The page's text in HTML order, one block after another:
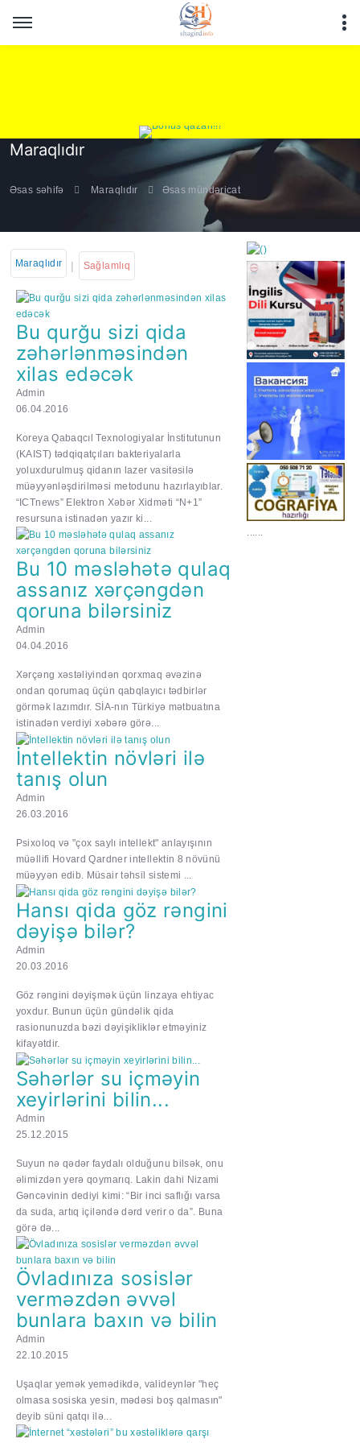
Maraqlıdır
Əsas səhifə Maraqlıdır Əsas mündəricat
Maraqlıdır | Sağlamlıq
Bu qurğu sizi qida
zəhərlənməsindən
xilas edəcək
Admin
06.04.2016
Koreya Qabaqcıl Texnologiyalar İnstitutunun
(KAIST) tədqiqatçıları bakteriyalarla
yoluxdurulmuş qidanın lazer vasitəsilə
müəyyənləşdirilməsi metodunu hazırlayıblar.
“ICTnews” Elektron Xəbər Xidməti “N+1”
resursuna istinadən yazır ki...
Bu 10 məsləhətə qulaq
assanız xərçəngdən
qoruna bilərsiniz
Admin
04.04.2016
Xərçəng xəstəliyindən qorxmaq əvəzinə
ondan qorumaq üçün qabqlayıcı tədbirlər
görmək lazımdır. SİA-nın Türkiyə mətbuatına
istinadən verdiyi xəbərə görə...
İntellektin növləri ilə
tanış olun
Admin
26.03.2016
Psixoloq və "çox saylı intellekt" anlayışının
müəllifi Hovard Qardner intellektin 8 növünü
müəyyən edib. Müsair təhsil sistemi ...
Hansı qida göz rəngini
dəyişə bilər?
Admin
20.03.2016
Göz rəngini dəyişmək üçün linzaya ehtiyac
yoxdur. Bunun üçün gündəlik qida
rasionunuzda bəzi dəyişikliklər etməyiniz
kifayətdir.
Səhərlər su içməyin
xeyirlərini bilin...
Admin
25.12.2015
Suyun nə qədər faydalı olduğunu bilsək, onu
əlimizdən yerə qoymarıq. Lakin dahi Nizami
Gəncəvinin dediyi kimi: “Bir inci saflığı varsa
da suda, artıq içiləndə dərd verir o da”. Buna
görə də...
Övladınıza sosislər
verməzdən əvvəl
bunlara baxın və bilin
Admin
22.10.2015
Uşaqlar yemək yemədikdə, valideynlər "heç
olmasa sosiska yesin, mədəsi boş qalmasın"
deyib süni qatqı ilə...
https://wa.me/
......